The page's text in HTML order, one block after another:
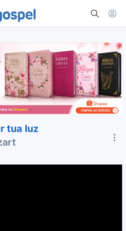
tua luz